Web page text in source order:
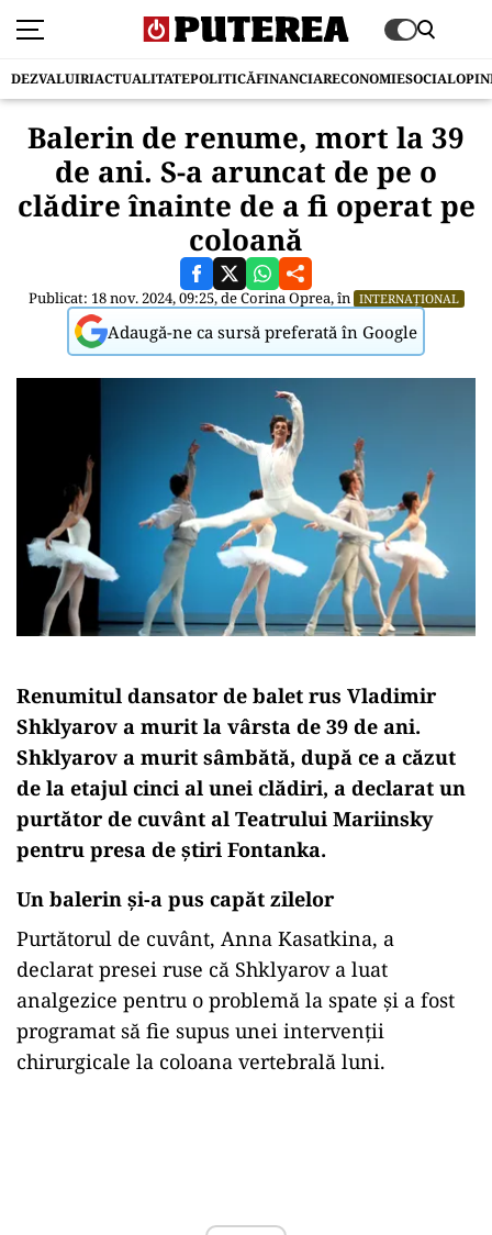
DEZVALUIRIACTUALITATEPOLITICĂFINANCIARECONOMIESOCIAL
Balerin de renume, mort la 39
de ani. S-a aruncat de pe o
clădire înainte de a fi operat pe
coloană
Publicat: 18 nov. 2024, 09:25, deCorina Oprea, în INTERNAȚIONAL
Adaugă-ne ca sursă preferată în Google
Renumitul dansator de balet rus Vladimir
Shklyarov a murit la vârsta de 39 de ani.
Shklyarov a murit sâmbătă, după ce a căzut
de la etajul cinci al unei clădiri, a declarat un
purtător de cuvânt al Teatrului Mariinsky
pentru presa de știri Fontanka.
Un balerin și-a pus capăt zilelor
Purtătorul de cuvânt, Anna Kasatkina, a
declarat presei ruse că Shklyarov a luat
analgezice pentru o problemă la spate și a fost
programat să fie supus unei intervenții
chirurgicale la coloana vertebrală luni.